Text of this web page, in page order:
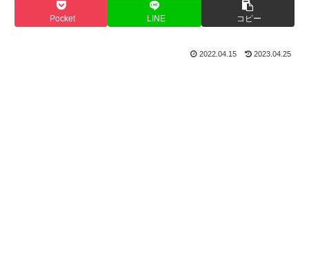
Pocket LINE コピー
2022.04.15 2023.04.25